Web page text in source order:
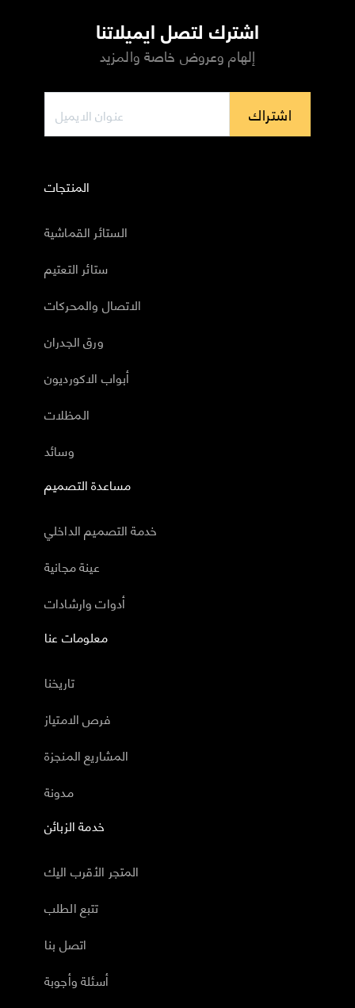
اشترك لتصل ايميلاتنا
إلهام وعروض خاصة والمزيد
اشتراك
المنتجات
الستائر القماشية
ستائر التعتيم
الاتصال والمحركات
ورق الجدران
أبواب الاكورديون
المظلات
وسائد
مساعدة التصميم
خدمة التصميم الداخلي
عينة مجانية
أدوات وارشادات
معلومات عنا
تاريخنا
فرص الامتياز
المشاريع المنجزة
مدونة
خدمة الزبائن
المتجر الأقرب اليك
تتبع الطلب
اتصل بنا
أسئلة وأجوبة